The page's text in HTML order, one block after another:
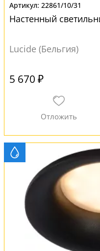
22861/10/31
Настенный
Lucide (Бельгия)
5 670 ₽